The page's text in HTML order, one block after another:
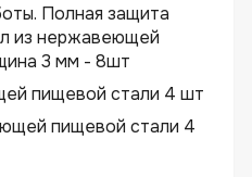
Полная защита
из нержавеющей
3 мм - 8шт
пищевой стали 4 шт
пищевой стали 4